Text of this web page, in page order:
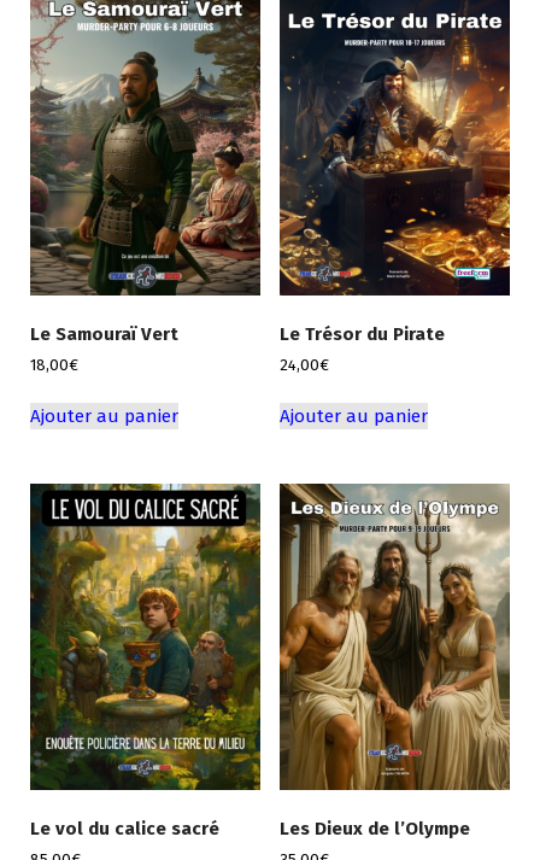
Le Samouraï Vert
18,00€
Ajouter au panier
Le Trésor du Pirate
24,00€
Ajouter au panier
Le vol du calice sacré Les Dieux de l’Olympe